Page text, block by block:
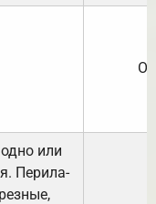
или
Перила-